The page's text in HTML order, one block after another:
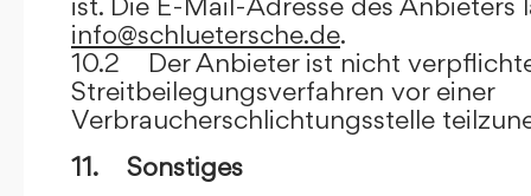
info@schluetersche.de.
10.2 Der Anbieter ist nicht
Streitbeilegungsverfahren vor einer
Verbraucherschlichtungsstelle
11. Sonstiges